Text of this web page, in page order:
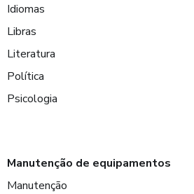
Idiomas
Libras
Literatura
Política
Psicologia
Manutenção de equipamentos
Manutenção